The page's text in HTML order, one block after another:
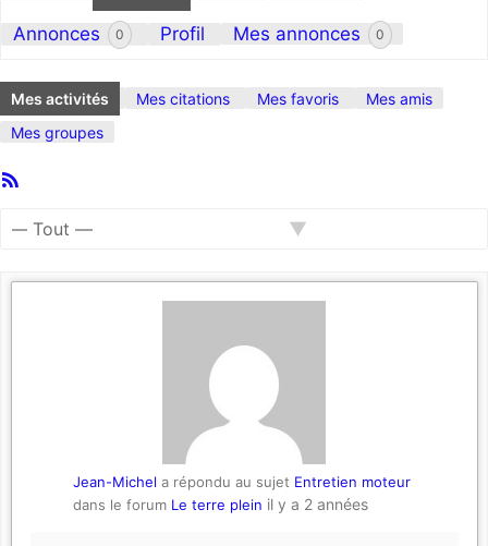
Annonces 0 Profil Mes annonces 0
Mes activités Mes citations Mes favoris
Mes amis
Mes groupes
du
par
Jean-Michel a répondu au sujet Entretien moteur
dans le forum Le terre plein il y a 2 années